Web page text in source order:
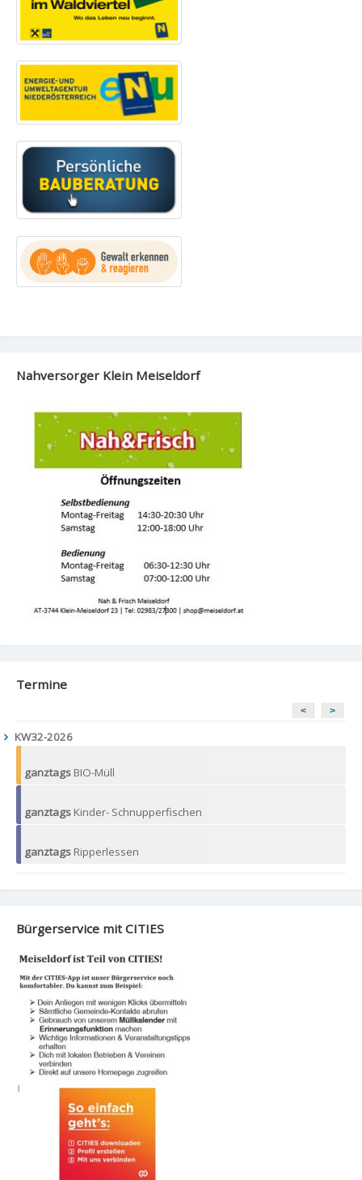
Nahversorger Klein Meiseldorf
Termine
< >
KW32-2026
ganztags BIO-Müll
ganztags Kinder- Schnupperfischen
ganztags Ripperlessen
Bürgerservice mit CITIES